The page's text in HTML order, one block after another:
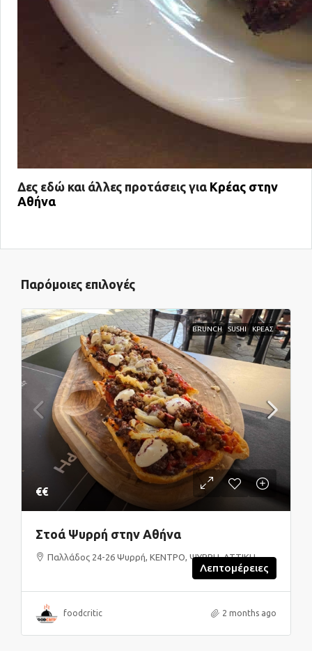
Δες εδώ και άλλες προτάσεις για Κρέας στην
Αθήνα
Παρόμοιες επιλογές
BRUNCH SUSHI ΚΡΕΑΣ
€€
Στοά Ψυρρή στην Αθήνα
Παλλάδος 24-26 Ψυρρή, ΚΕΝΤΡΟ, ΨΥΡΡΗ, ΑΤΤΙΚΗ
Λεπτομέρειες
foodcritic 2 months ago